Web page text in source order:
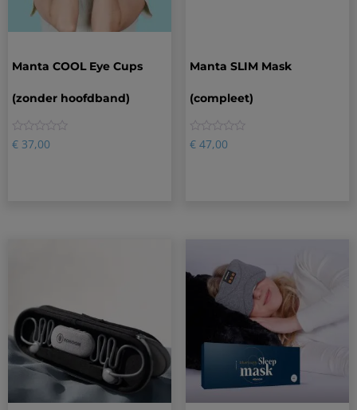
Manta COOL Eye Cups
(zonder hoofdband)
0
€ 37,00
Manta SLIM Mask
(compleet)
0
€47,00